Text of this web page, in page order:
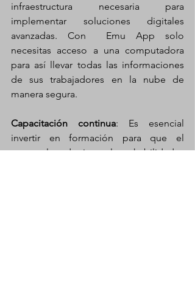
infraestructura necesaria para
implementar soluciones digitales
avanzadas.​ Con  Emu App solo
necesitas acceso a una computadora
para así llevar todas las informaciones
de sus trabajadores en la nube de
manera segura.
Capacitación continua: Es esencial
invertir en formación para que el
personal adquiera las habilidades